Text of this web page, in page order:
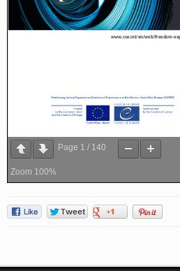
Page 1 / 140
Zoom 100%